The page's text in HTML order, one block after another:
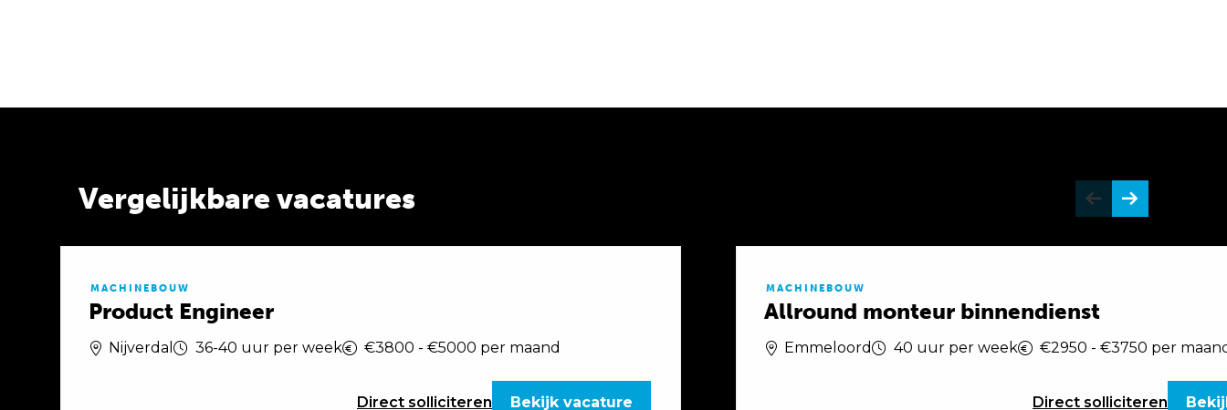
Vergelijkbare vacatures
MACHINEBOUW
Product Engineer
Nijverdal 36-40 uur per week €3800 - €5000 per maand
Direct solliciteren Bekijk vacature
MACHINEBOUW
Allround monteur binnendienst
Emmeloord 40 uur per week €2950 - €3750 per
Direct solliciteren